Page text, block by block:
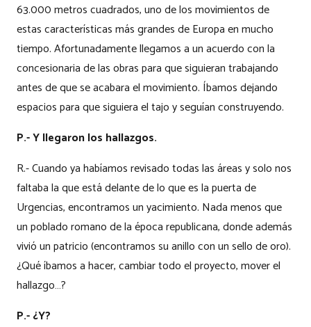
63.000 metros cuadrados, uno de los movimientos de
estas características más grandes de Europa en mucho
tiempo. Afortunadamente llegamos a un acuerdo con la
concesionaria de las obras para que siguieran trabajando
antes de que se acabara el movimiento. Íbamos dejando
espacios para que siguiera el tajo y seguían construyendo.
P.- Y llegaron los hallazgos.
R.- Cuando ya habíamos revisado todas las áreas y solo nos
faltaba la que está delante de lo que es la puerta de
Urgencias, encontramos un yacimiento. Nada menos que
un poblado romano de la época republicana, donde además
vivió un patricio (encontramos su anillo con un sello de oro).
¿Qué íbamos a hacer, cambiar todo el proyecto, mover el
hallazgo…?
P.- ¿Y?